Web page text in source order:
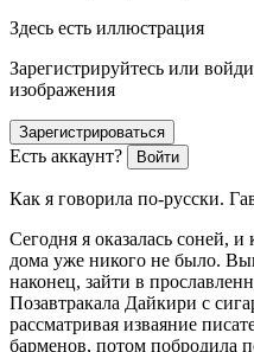
Здесь есть иллюстрация
Зарегистрируйтесь или
изображения
Зарегистрироваться
Есть аккаунт? Войти
Как я говорила по-русски.
Сегодня я оказалась соней,
дома уже никого не было.
наконец, зайти в
Позавтракала Дайкири с
рассматривая изваяние
барменов, потом побродила